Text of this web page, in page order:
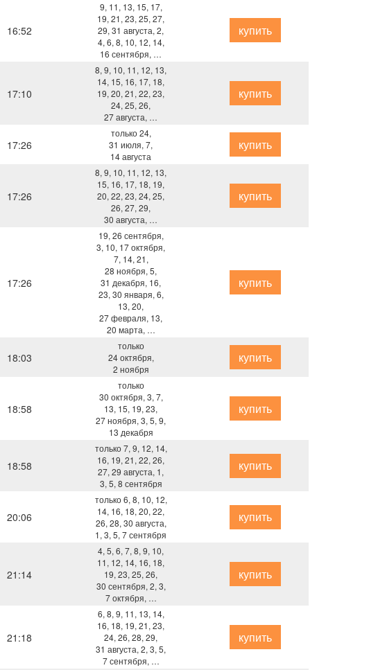
16:52
9, 11, 13, 15, 17,
19, 21, 23, 25, 27,
29, 31 августа, 2,
4, 6, 8, 10, 12, 14,
16 сентября, …
купить
17:10
8, 9, 10, 11, 12, 13,
14, 15, 16, 17, 18,
19, 20, 21, 22, 23,
24, 25, 26,
27 августа, …
купить
17:26
только 24,
31 июля, 7,
14 августа
купить
17:26
8, 9, 10, 11, 12, 13,
15, 16, 17, 18, 19,
20, 22, 23, 24, 25,
26, 27, 29,
30 августа, …
купить
17:26
19, 26 сентября,
3, 10, 17 октября,
7, 14, 21,
28 ноября, 5,
31 декабря, 16,
23, 30 января, 6,
13, 20,
27 февраля, 13,
20 марта, …
купить
18:03
только
24 октября,
2 ноября
купить
18:58
только
30 октября, 3, 7,
13, 15, 19, 23,
27 ноября, 3, 5, 9,
13 декабря
купить
18:58
только 7, 9, 12, 14,
16, 19, 21, 22, 26,
27, 29 августа, 1,
3, 5, 8 сентября
купить
20:06
только 6, 8, 10, 12,
14, 16, 18, 20, 22,
26, 28, 30 августа,
1, 3, 5, 7 сентября
купить
21:14
4, 5, 6, 7, 8, 9, 10,
11, 12, 14, 16, 18,
19, 23, 25, 26,
30 сентября, 2, 3,
7 октября, …
купить
21:18
6, 8, 9, 11, 13, 14,
16, 18, 19, 21, 23,
24, 26, 28, 29,
31 августа, 2, 3, 5,
7 сентября, …
купить